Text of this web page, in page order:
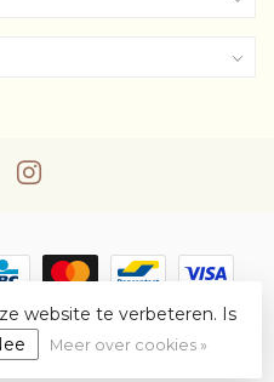
byLightspeed-Lightspeed
website te verbeteren. Is
Meer over cookies »